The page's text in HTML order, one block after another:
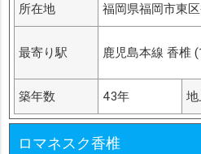
所在地 福岡県福岡市東
最寄り駅 鹿児島本線 香椎
築年数 43年 地
ロマネスク香椎